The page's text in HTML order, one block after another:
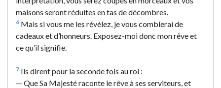
maisons seront réduites en tas de décombres.
6 Mais si vous me les révélez, je vous comblerai de
cadeaux et d’honneurs. Exposez-moi donc mon rêve et
ce qu’il signifie.
7 Ils dirent pour la seconde fois au roi :
— Que Sa Majesté raconte le rêve à ses serviteurs, et